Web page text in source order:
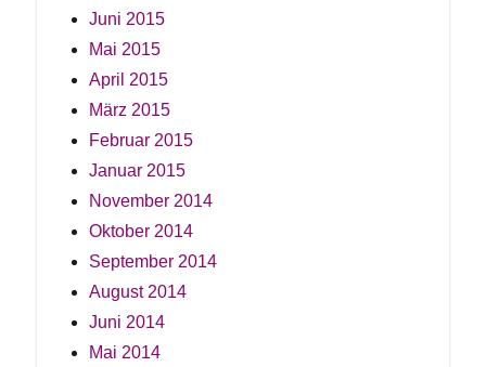
Juni 2015
Mai 2015
April 2015
März 2015
Februar 2015
Januar 2015
November 2014
Oktober 2014
September 2014
August 2014
Juni 2014
Mai 2014